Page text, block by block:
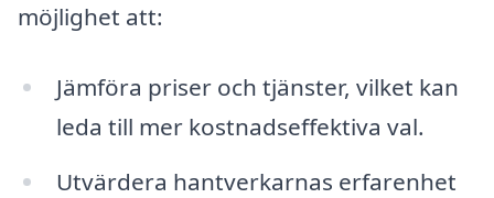
möjlighet att:
Jämföra priser och tjänster, vilket kan
leda till mer kostnadseffektiva val.
Utvärdera hantverkarnas erfarenhet